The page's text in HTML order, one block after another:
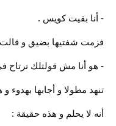
- أنا بقيت كويس .
فزمت شفتيها بضيق و قالت
- هو أنا مش قولتلك ترتاح
تنهد مطولا و أجابها
أنه لا يحلم و هذه حقيقة :